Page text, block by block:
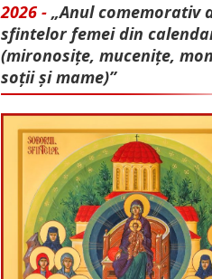
2026 - „Anul comemorativ
sfintelor femei din
(mironosițe, mu­cenițe,
soții și mame)”